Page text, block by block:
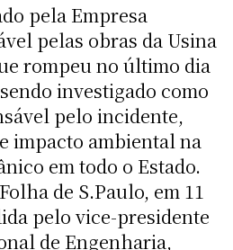
pela Empresa
pelas obras da Usina
rompeu no último dia
investigado como
pelo incidente,
impacto ambiental na
em todo o Estado.
de S.Paulo, em 11
pelo vice-presidente
de Engenharia,